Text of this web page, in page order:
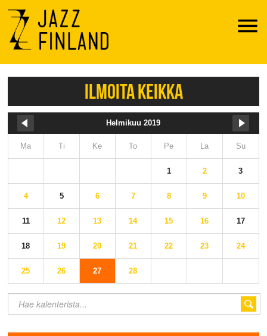
Menu
ILMOITA KEIKKA
Helmikuu 2019
Ma Ti Ke To Pe La Su
1 2 3
4 5 6 7 8 9 10
11 12 13 14 15 16 17
18 19 20 21 22 23 24
25 26 27 28